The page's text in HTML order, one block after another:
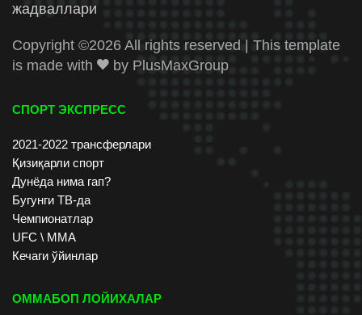
жадваллари
Copyright ©2026 All rights reserved | This template
is made with
by PlusMaxGroup
СПОРТ ЭКСПРЕСС
2021-2022 трансферлари
Қизиқарли спорт
Дунёда нима гап?
Бугунги ТВ-да
Чемпионатлар
UFC \ ММА
Кечаги ўйинлар
ОММАБОП ЛОЙИХАЛАР